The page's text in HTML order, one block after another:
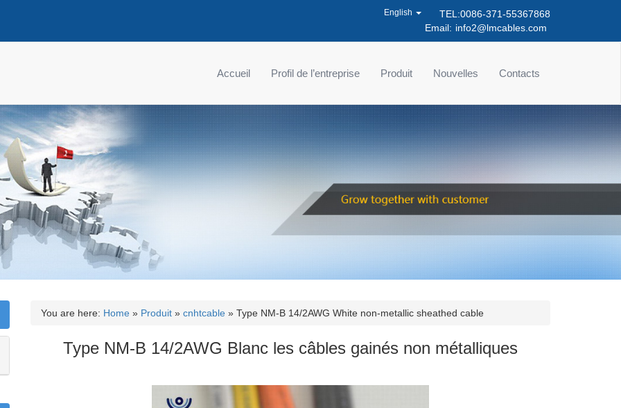
TEL:0086-371-55367868
Email: info2@lmcables.com
English
Accueil Profil de l’entreprise Produit Nouvelles Contacts
You are here: Home » Produit » cnhtcable » Type NM-B 14/2AWG White non-metallic sheathed cable
Type NM-B 14/2AWG Blanc les câbles gainés non métalliques